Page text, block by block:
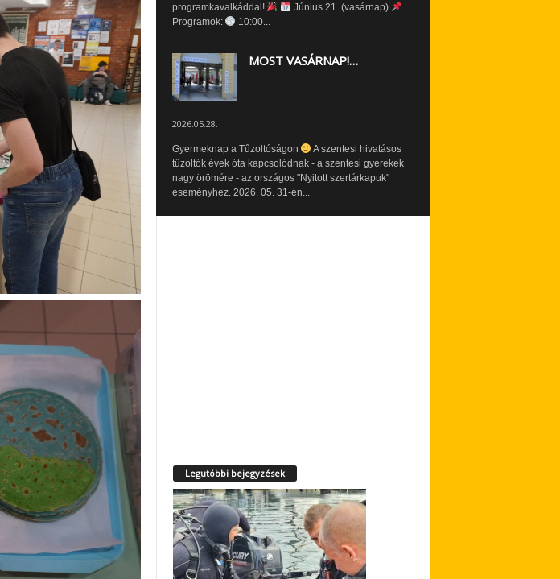
programkavalkáddal!
Június 21. (vasárnap)
Programok:
10:00...
MOST VASÁRNAP!…
2026.05.28.
Gyermeknap a Tűzoltóságon
A szentesi hivatásos
tűzoltók évek óta kapcsolódnak - a szentesi gyerekek
nagy örömére - az országos "Nyitott szertárkapuk"
eseményhez. 2026. 05. 31-én...
Legutóbbi bejegyzések